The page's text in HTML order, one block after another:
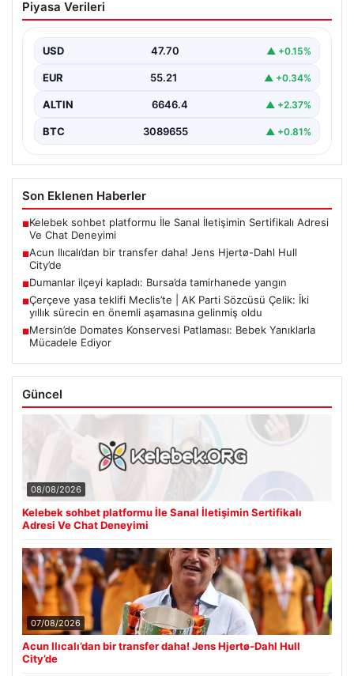
Hjertø-Dahl Hull City’de
Piyasa Verileri
USD 47.70 ▲ +0.15%
EUR 55.21 ▲ +0.34%
ALTIN 6646.4 ▲ +2.37%
BTC 3089655 ▲ +0.81%
Son Eklenen Haberler
■Kelebek sohbet platformu İle Sanal İletişimin Sertifikalı Adresi
Ve Chat Deneyimi
■Acun Ilıcalı’dan bir transfer daha! Jens Hjertø-Dahl Hull
City’de
■Dumanlar ilçeyi kapladı: Bursa’da tamirhanede yangın
■Çerçeve yasa teklifi Meclis’te | AK Parti Sözcüsü Çelik: İki
yıllık sürecin en önemli aşamasına gelinmiş oldu
■Mersin’de Domates Konservesi Patlaması: Bebek Yanıklarla
Mücadele Ediyor
Güncel
08/08/2026
Kelebek sohbet platformu İle Sanal İletişimin Sertifikalı
Adresi Ve Chat Deneyimi
07/08/2026
Acun Ilıcalı’dan bir transfer daha! Jens Hjertø-Dahl Hull
City’de